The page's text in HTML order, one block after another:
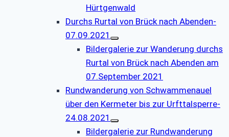
Hürtgenwald
Durchs Rurtal von Brück nach Abenden-
07.09.2021
Bildergalerie zur Wanderung durchs
Rurtal von Brück nach Abenden am
07.September 2021
Rundwanderung von Schwammenauel
über den Kermeter bis zur Urfttalsperre-
24.08.2021
Bildergalerie zur Rundwanderung